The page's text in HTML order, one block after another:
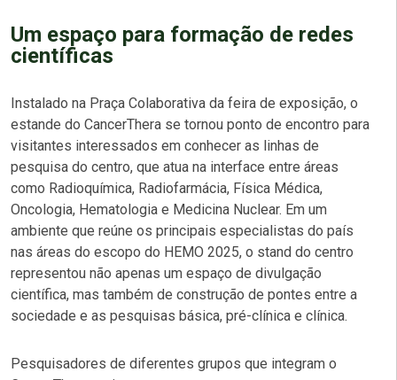
Um espaço para formação de redes
científicas
Instalado na Praça Colaborativa da feira de exposição, o
estande do CancerThera se tornou ponto de encontro para
visitantes interessados em conhecer as linhas de
pesquisa do centro, que atua na interface entre áreas
como Radioquímica, Radiofarmácia, Física Médica,
Oncologia, Hematologia e Medicina Nuclear. Em um
ambiente que reúne os principais especialistas do país
nas áreas do escopo do HEMO 2025, o stand do centro
representou não apenas um espaço de divulgação
científica, mas também de construção de pontes entre a
sociedade e as pesquisas básica, pré-clínica e clínica.
Pesquisadores de diferentes grupos que integram o